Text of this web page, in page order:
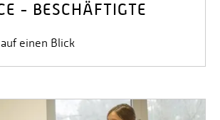
- BESCHÄFTIGTE
einen Blick